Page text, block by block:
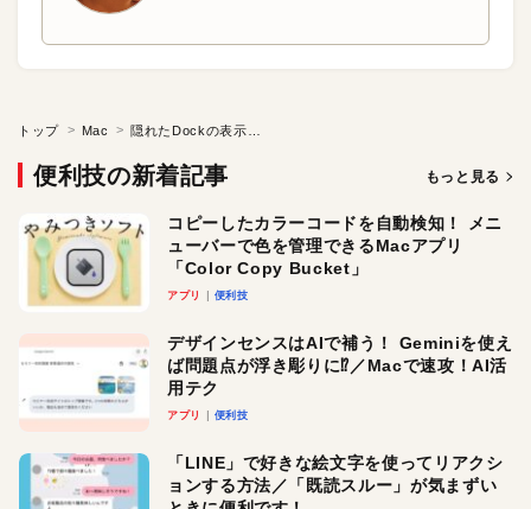
トップ Mac
便利技の新着記事 もっと見る
コピーしたカラーコードを自動検知！ メニ
ューバーで色を管理できるMacアプリ
「Color Copy Bucket」
アプリ 便利技
デザインセンスはAIで補う！ Geminiを使え
ば問題点が浮き彫りに⁉︎／Macで速攻！AI活
用テク
アプリ 便利技
「LINE」で好きな絵文字を使ってリアクシ
ョンする方法／「既読スルー」が気まずい